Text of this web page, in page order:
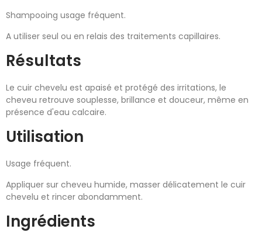
Shampooing usage fréquent.
A utiliser seul ou en relais des traitements capillaires.
Résultats
Le cuir chevelu est apaisé et protégé des irritations, le
cheveu retrouve souplesse, brillance et douceur, même en
présence d'eau calcaire.
Utilisation
Usage fréquent.
Appliquer sur cheveu humide, masser délicatement le cuir
chevelu et rincer abondamment.
Ingrédients